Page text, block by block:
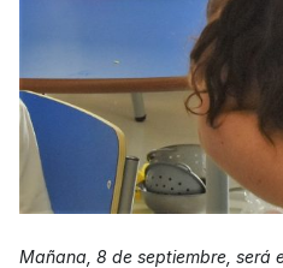
Mañana, 8 de septiembre, será